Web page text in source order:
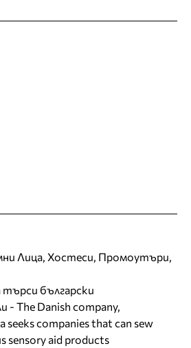
Лица, Хостеси, Промоутъри,
български
- The Danish company,
companies that can sew
sensory aid products